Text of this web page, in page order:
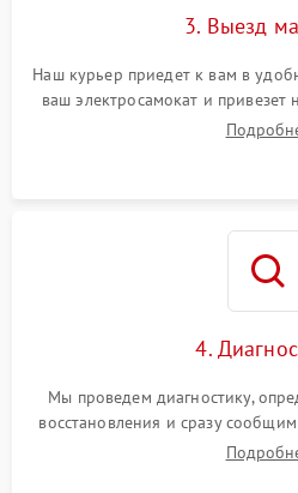
3. Выезд
Наш курьер приедет к вам в
ваш электросамокат и привезет
4.
Мы проведем диагностику,
восстановления и сразу